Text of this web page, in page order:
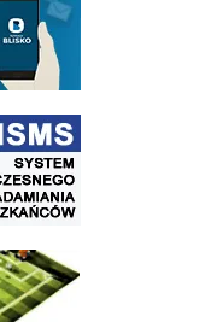
ostrzegania mieszkańców SISMS
Orliki